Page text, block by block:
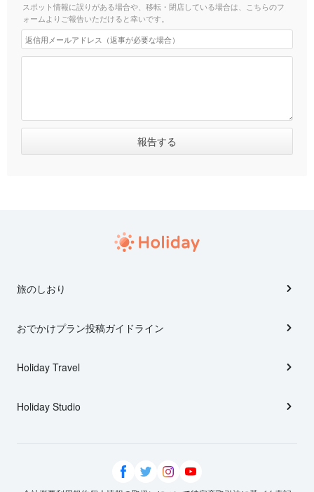
スポット情報に誤りがある場合や、移転・閉店している場合は、こちらのフ
ォームよりご報告いただけると幸いです。
旅のしおり
おでかけプラン投稿ガイドライン
Holiday Travel
Holiday Studio